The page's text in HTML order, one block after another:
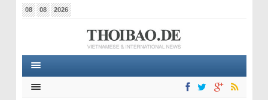
08 08 2026